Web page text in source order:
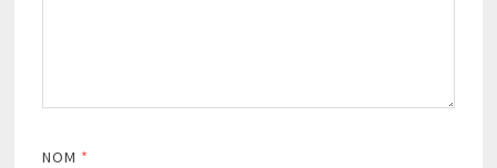
NOM *